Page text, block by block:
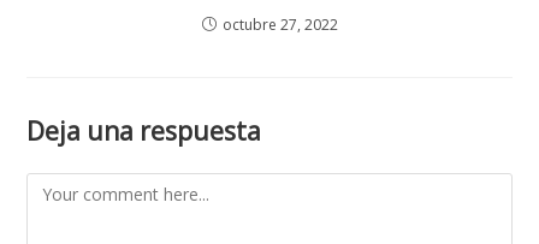
octubre 27, 2022
Deja una respuesta
Comment